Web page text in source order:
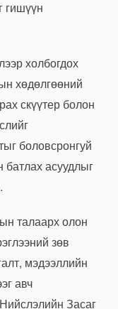
гишүүн
холбогдох
хөдөлгөөний
скүүтер болон
боловсронгуй
асуудлыг
талаарх олон
зөв
мэдээллийн
авч
Засаг